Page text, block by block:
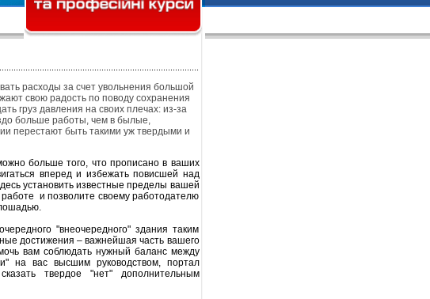
расходы за счет увольнения большой
свою радость по поводу сохранения
груз давления на своих плечах: из-за
больше работы, чем в былые,
перестают быть такими уж твердыми и
больше того, что прописано в ваших
вперед и избежать повисшей над
установить известные пределы вашей
и позволите своему работодателю
"внеочередного" здания таким
достижения – важнейшая часть вашего
вам соблюдать нужный баланс между
на вас высшим руководством, портал
твердое "нет" дополнительным